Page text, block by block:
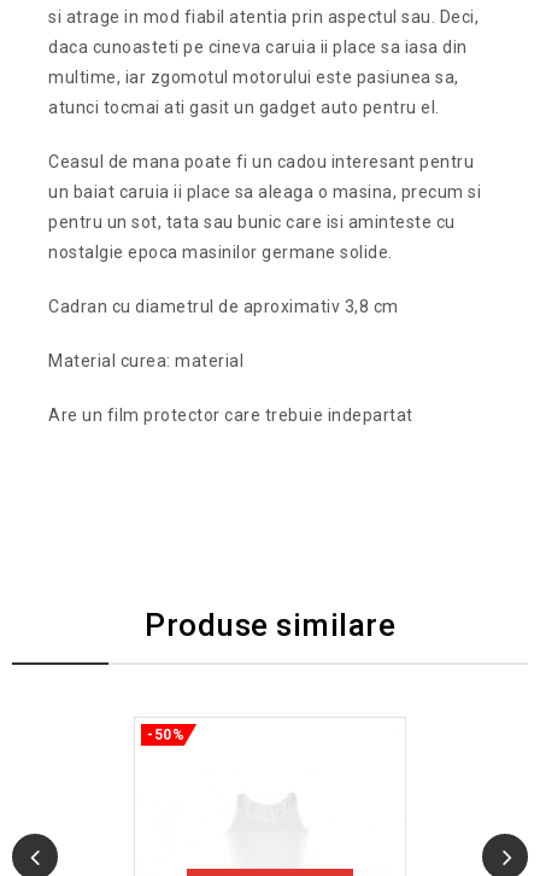
si atrage in mod fiabil atentia prin aspectul sau. Deci,
daca cunoasteti pe cineva caruia ii place sa iasa din
multime, iar zgomotul motorului este pasiunea sa,
atunci tocmai ati gasit un gadget auto pentru el.
Ceasul de mana poate fi un cadou interesant pentru
un baiat caruia ii place sa aleaga o masina, precum si
pentru un sot, tata sau bunic care isi aminteste cu
nostalgie epoca masinilor germane solide.
Cadran cu diametrul de aproximativ 3,8 cm
Material curea: material
Are un film protector care trebuie indepartat
Produse similare
-50%